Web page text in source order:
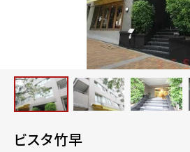
ビスタ竹早